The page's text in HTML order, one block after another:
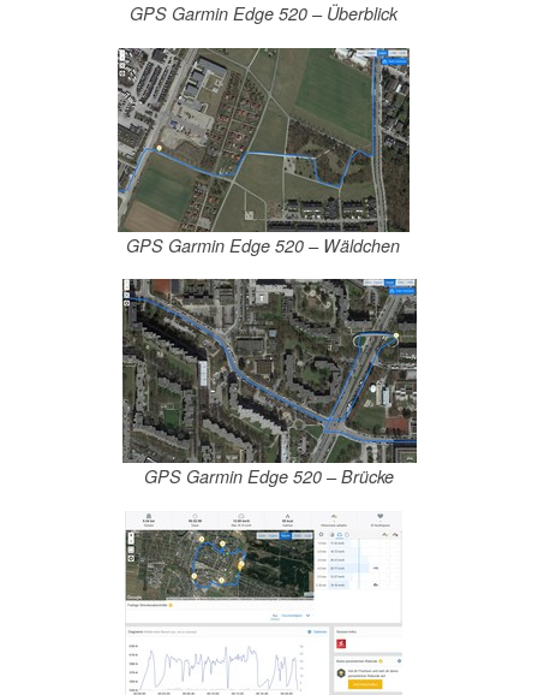
GPS Garmin Edge 520 – Überblick
GPS Garmin Edge 520 – Wäldchen
GPS Garmin Edge 520 – Brücke